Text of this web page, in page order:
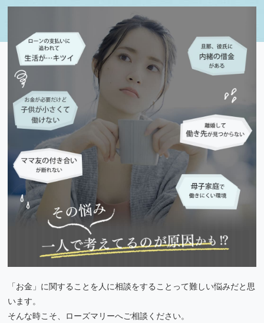
「お金」に関することを人に相談をすることって難しい悩みだと思
います。
そんな時こそ、ローズマリーへご相談ください。